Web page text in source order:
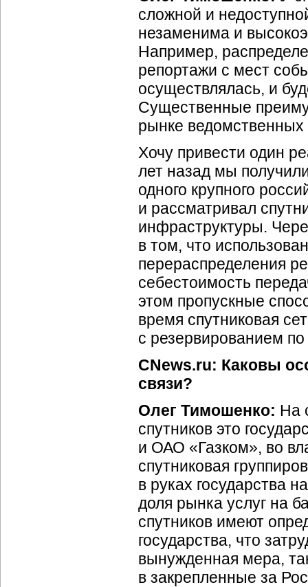
сложной и
незаменима и
Например,
репортажи с мест
осуществлялась, и
Существенные
рынке ведомственных
Хочу привести один
лет назад мы
одного крупного
и рассматривал
инфраструктуры.
в том, что
перераспределения
себестоимость
этом пропускные
время спутниковая
с резервированием
CNews.ru: Каковы
связи?
Олег Тимошенко: На
спутников это
и ОАО «Газком», во
спутниковая
в руках государства
доля рынка услуг на
спутников имеют
государства, что
вынужденная мера,
в закрепленные за